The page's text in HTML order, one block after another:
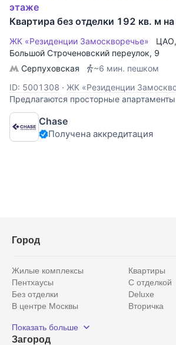
этаже
Квартира без отделки 192 кв. м
ЖК «Резиденции Замоскворечье» ЦАО,
Большой Строченовский переулок, 9
Серпуховская
~6 мин. пешком
ID: 5001308 · ЖК «Резиденции
Предлагаются просторные апартаменты
премиальном комплексе «Резиденции
Свободная планировка позволит
индивидуальный дизайн-проект, а
Chase
Получена аккредитация
Город
Жилые комплексы
Квартиры
Пентхаусы
С отделкой
Без отделки
Deluxe
В центре Москвы
Вторичка
Рядом с парком
С панорамными окнами
Показать больше
Загород